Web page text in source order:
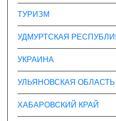
ТУРИЗМ
УДМУРТСКАЯ
УКРАИНА
УЛЬЯНОВСКАЯ ОБЛАСТЬ
ХАБАРОВСКИЙ КРАЙ